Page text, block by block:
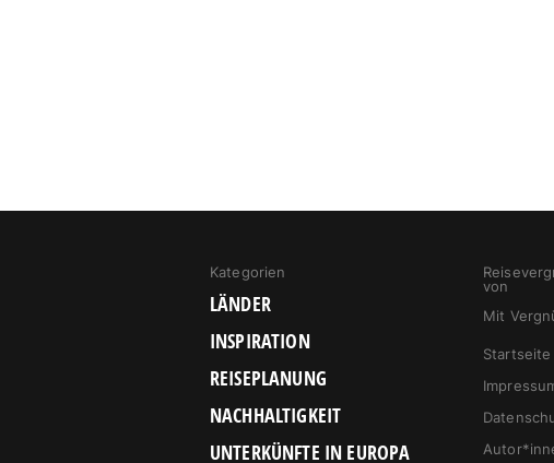
Kategorien
LÄNDER
INSPIRATION
REISEPLANUNG
NACHHALTIGKEIT
UNTERKÜNFTE IN EUROPA
von
Mit
Startseite